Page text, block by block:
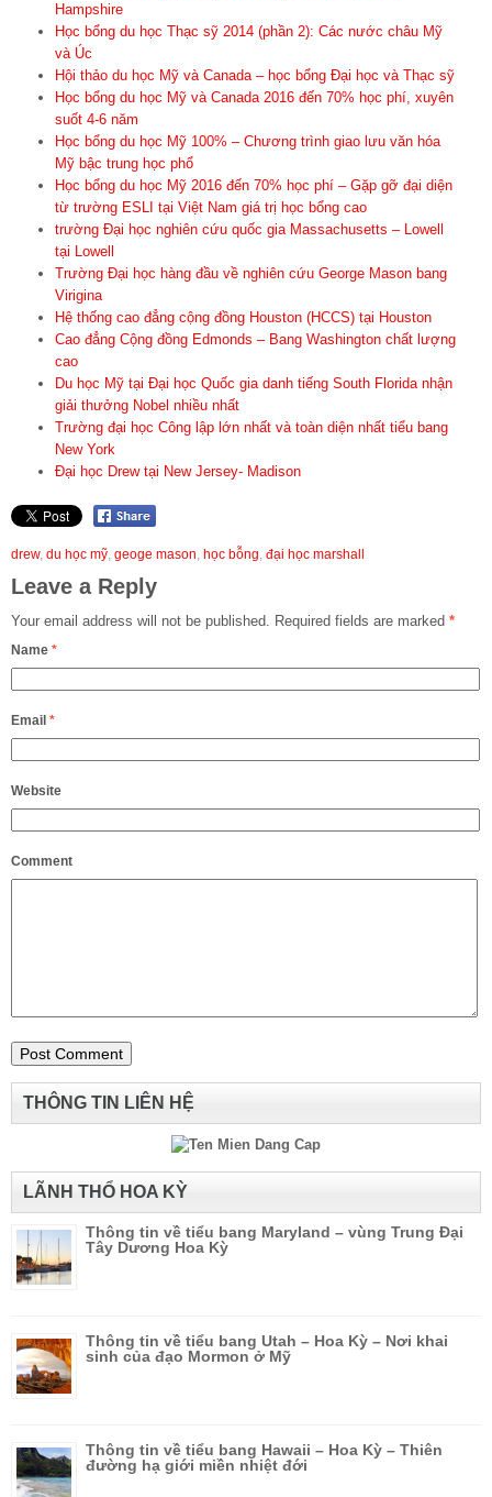
Hampshire
Học bổng du học Thạc sỹ 2014 (phần 2): Các nước châu Mỹ
và Úc
Hội thảo du học Mỹ và Canada – học bổng Đại học và Thạc sỹ
Học bổng du học Mỹ và Canada 2016 đến 70% học phí, xuyên
suốt 4-6 năm
Học bổng du học Mỹ 100% – Chương trình giao lưu văn hóa
Mỹ bậc trung học phổ
Học bổng du học Mỹ 2016 đến 70% học phí – Gặp gỡ đại diện
từ trường ESLI tại Việt Nam giá trị học bổng cao
trường Đại học nghiên cứu quốc gia Massachusetts – Lowell
tại Lowell
Trường Đại học hàng đầu về nghiên cứu George Mason bang
Virigina
Hệ thống cao đẳng cộng đồng Houston (HCCS) tại Houston
Cao đẳng Cộng đồng Edmonds – Bang Washington chất lượng
cao
Du học Mỹ tại Đại học Quốc gia danh tiếng South Florida nhận
giải thưởng Nobel nhiều nhất
Trường đại học Công lập lớn nhất và toàn diện nhất tiểu bang
New York
Đại học Drew tại New Jersey- Madison
drew, du học mỹ, geoge mason, học bỗng, đại học marshall
Leave a Reply
Your email address will not be published. Required fields are marked *
Name *
Email *
Website
Comment
THÔNG TIN LIÊN HỆ
LÃNH THỔ HOA KỲ
Thông tin về tiểu bang Maryland – vùng Trung Đại
Tây Dương Hoa Kỳ
Thông tin về tiểu bang Utah – Hoa Kỳ – Nơi khai
sinh của đạo Mormon ở Mỹ
Thông tin về tiểu bang Hawaii – Hoa Kỳ – Thiên
đường hạ giới miền nhiệt đới